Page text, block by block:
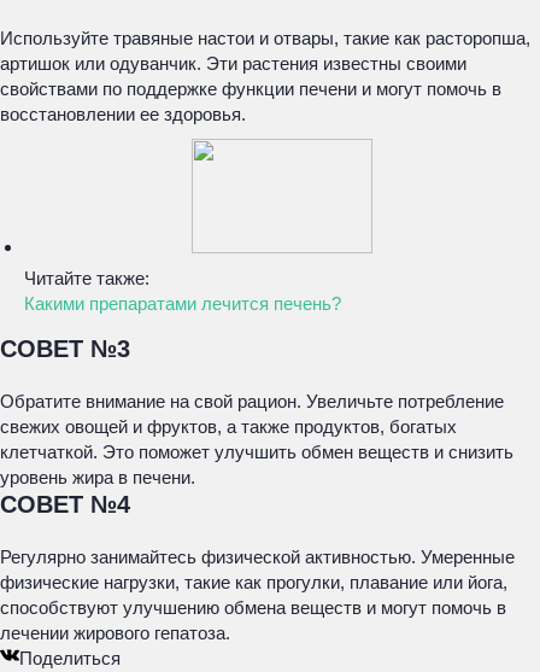
Используйте травяные настои и отвары, такие как расторопша,
артишок или одуванчик. Эти растения известны своими
свойствами по поддержке функции печени и могут помочь в
восстановлении ее здоровья.
Читайте также:
Какими препаратами лечится печень?
СОВЕТ №3
Обратите внимание на свой рацион. Увеличьте потребление
свежих овощей и фруктов, а также продуктов, богатых
клетчаткой. Это поможет улучшить обмен веществ и снизить
уровень жира в печени.
СОВЕТ №4
Регулярно занимайтесь физической активностью. Умеренные
физические нагрузки, такие как прогулки, плавание или йога,
способствуют улучшению обмена веществ и могут помочь в
лечении жирового гепатоза.
Поделиться